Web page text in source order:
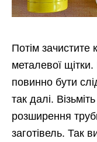
Потім зачистите
металевої
повинно бути
так далі.
розширення
заготівель. Так